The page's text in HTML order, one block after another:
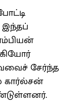
இந்தப்
சேர்ந்த
கார்ல்சன்